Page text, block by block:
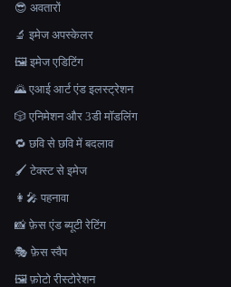
😎 अवतारों
🔬 इमेज अपस्केलर
🖼️ इमेज एडिटिंग
🌄 एआई आर्ट एंड इलस्ट्रेशन
🎲 एनिमेशन और 3डी मॉडलिंग
🔁 छवि से छवि में बदलाव
🖌️ टेक्स्ट से इमेज
👩‍🎤 पहनावा
📸 फ़ेस एंड ब्यूटी रेटिंग
🎭 फ़ेस स्वैप
🖼️ फ़ोटो रीस्टोरेशन